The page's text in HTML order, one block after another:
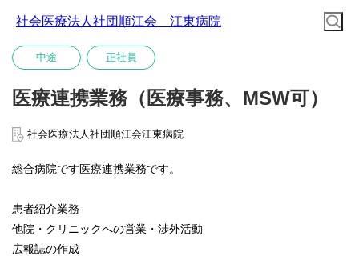
社会医療法人社団順江会 江東病院
中途 正社員
医療連携業務（医療事務、MSW可）
社会医療法人社団順江会江東病院
総合病院です医療連携業務です。
患者紹介業務
他院・クリニックへの営業・渉外活動
広報誌の作成